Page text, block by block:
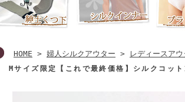
HOME > 婦人シルクアウター > レディースアウ
Mサイズ限定【これで最終価格】シルクコッ